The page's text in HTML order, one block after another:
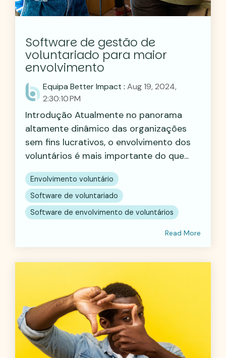
Software de gestão de
voluntariado para maior
envolvimento
Equipa Better Impact : Aug 19, 2024,
2:30:10 PM
Introdução Atualmente no panorama
altamente dinâmico das organizações
sem fins lucrativos, o envolvimento dos
voluntários é mais importante do que...
Envolvimento voluntário
Software de voluntariado
Software de envolvimento de voluntários
Read More